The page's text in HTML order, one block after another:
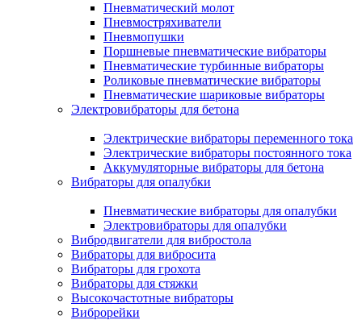
Пневматический молот
Пневмостряхиватели
Пневмопушки
Поршневые пневматические вибраторы
Пневматические турбинные вибраторы
Роликовые пневматические вибраторы
Пневматические шариковые вибраторы
Электровибраторы для бетона
Электрические вибраторы переменного тока
Электрические вибраторы постоянного тока
Аккумуляторные вибраторы для бетона
Вибраторы для опалубки
Пневматические вибраторы для опалубки
Электровибраторы для опалубки
Вибродвигатели для вибростола
Вибраторы для вибросита
Вибраторы для грохота
Вибраторы для стяжки
Высокочастотные вибраторы
Виброрейки